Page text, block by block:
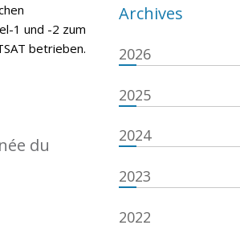
1 und -2 zum
betrieben.
du
Archives
2026
2025
2024
2023
2022